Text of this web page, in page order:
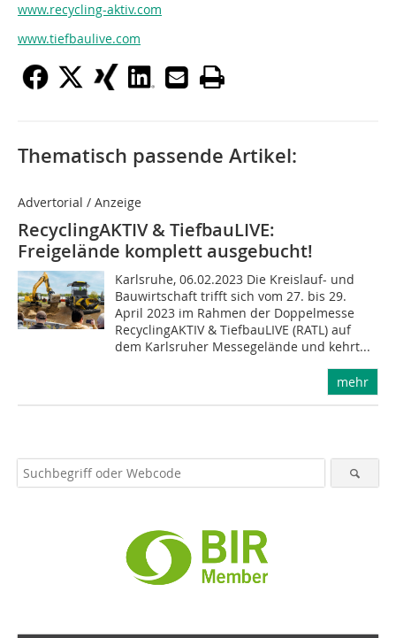
www.recycling-aktiv.com
www.tiefbaulive.com
Thematisch passende Artikel:
Advertorial / Anzeige
RecyclingAKTIV & TiefbauLIVE:
Freigelände komplett ausgebucht!
Karlsruhe, 06.02.2023 Die Kreislauf- und
Bauwirtschaft trifft sich vom 27. bis 29.
April 2023 im Rahmen der Doppelmesse
RecyclingAKTIV & TiefbauLIVE (RATL) auf
dem Karlsruher Messegelände und kehrt...
mehr